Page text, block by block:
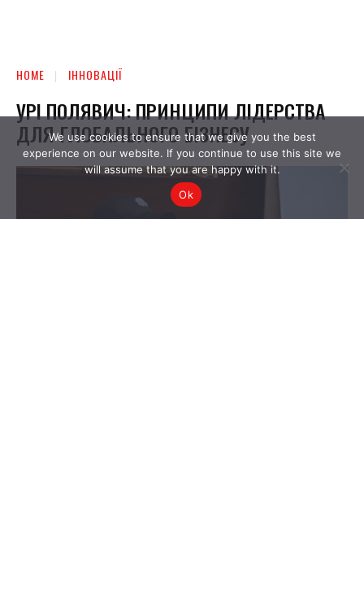
We use cookies to ensure that we give you the best
experience on our website. If you continue to use this site we
will assume that you are happy with it.
Ok